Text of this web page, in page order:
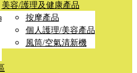
美容/護理及健康產品
按摩產品
個人護理/美容產品
風筒/空氣清新機